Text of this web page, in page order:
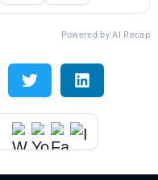
Powered by AI Recap